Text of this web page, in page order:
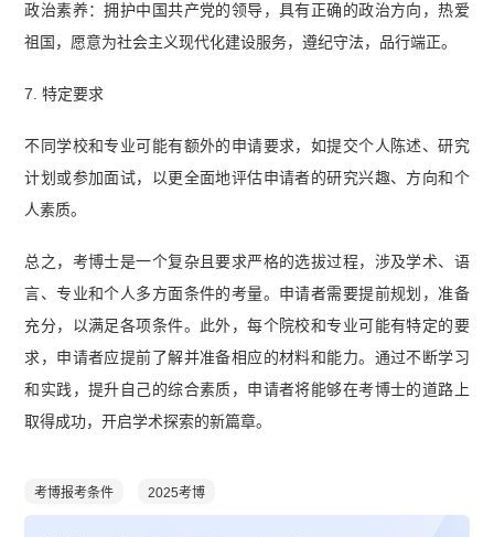
政治素养：拥护中国共产党的领导，具有正确的政治方向，热爱
祖国，愿意为社会主义现代化建设服务，遵纪守法，品行端正。
7. 特定要求
不同学校和专业可能有额外的申请要求，如提交个人陈述、研究
计划或参加面试，以更全面地评估申请者的研究兴趣、方向和个
人素质。
总之，考博士是一个复杂且要求严格的选拔过程，涉及学术、语
言、专业和个人多方面条件的考量。申请者需要提前规划，准备
充分，以满足各项条件。此外，每个院校和专业可能有特定的要
求，申请者应提前了解并准备相应的材料和能力。通过不断学习
和实践，提升自己的综合素质，申请者将能够在考博士的道路上
取得成功，开启学术探索的新篇章。
考博报考条件 2025考博